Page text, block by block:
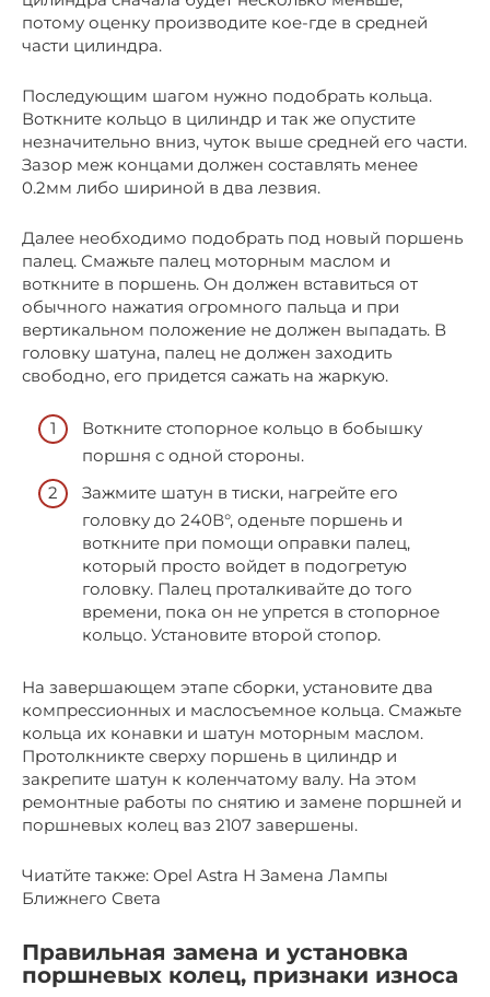
потому оценку производите кое-где в средней
части цилиндра.
Последующим шагом нужно подобрать кольца.
Воткните кольцо в цилиндр и так же опустите
незначительно вниз, чуток выше средней его части.
Зазор меж концами должен составлять менее
0.2мм либо шириной в два лезвия.
Далее необходимо подобрать под новый поршень
палец. Смажьте палец моторным маслом и
воткните в поршень. Он должен вставиться от
обычного нажатия огромного пальца и при
вертикальном положение не должен выпадать. В
головку шатуна, палец не должен заходить
свободно, его придется сажать на жаркую.
Воткните стопорное кольцо в бобышку
поршня с одной стороны.
Зажмите шатун в тиски, нагрейте его
головку до 240В°, оденьте поршень и
воткните при помощи оправки палец,
который просто войдет в подогретую
головку. Палец проталкивайте до того
времени, пока он не упрется в стопорное
кольцо. Установите второй стопор.
На завершающем этапе сборки, установите два
компрессионных и маслосъемное кольца. Смажьте
кольца их конавки и шатун моторным маслом.
Протолкникте сверху поршень в цилиндр и
закрепите шатун к коленчатому валу. На этом
ремонтные работы по снятию и замене поршней и
поршневых колец ваз 2107 завершены.
Чиатйте также: Opel Astra H Замена Лампы
Ближнего Света
Правильная замена и установка
поршневых колец, признаки износа